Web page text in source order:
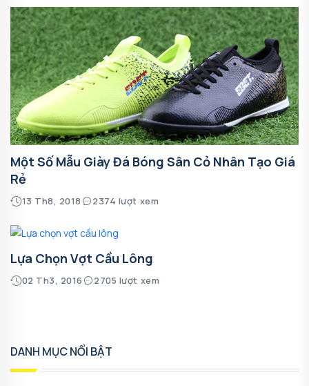
Một Số Mẫu Giày Đá Bóng Sân Cỏ Nhân Tạo Giá
Rẻ
13 Th8, 2018 2374 lượt xem
Lựa Chọn Vợt Cầu Lông
02 Th3, 2016 2705 lượt xem
DANH MỤC NỔI BẬT